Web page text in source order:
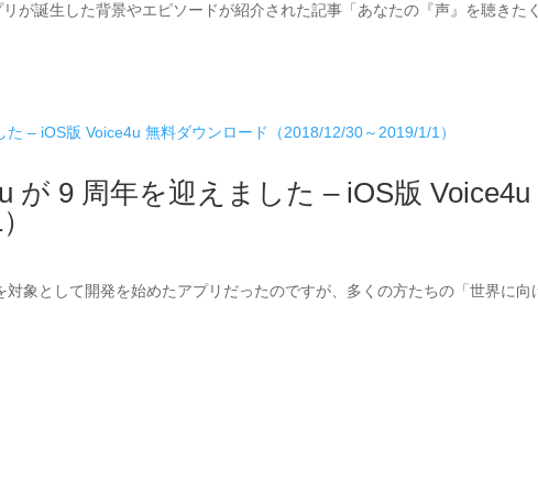
が誕生した背景やエピソードが紹介された記事「あなたの『声』を聴き
が 9 周年を迎えました – iOS版
象として開発を始めたアプリだったのですが、多くの方たちの「世界に